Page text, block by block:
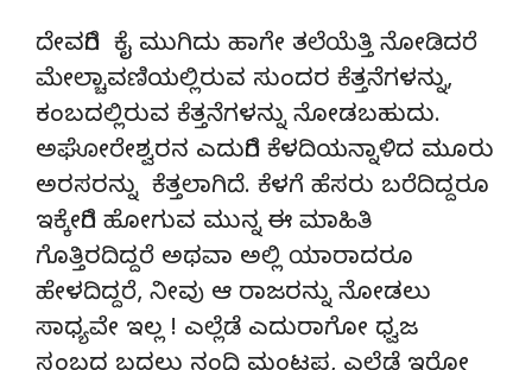
ದೇವರಿಗೆ ಕೈ ಮುಗಿದು ಹಾಗೇ ತಲೆಯೆತ್ತಿ ನೋಡಿದರೆ
ಮೇಲ್ಚಾವಣಿಯಲ್ಲಿರುವ ಸುಂದರ ಕೆತ್ತನೆಗಳನ್ನು,
ಕಂಬದಲ್ಲಿರುವ ಕೆತ್ತನೆಗಳನ್ನು ನೋಡಬಹುದು.
ಅಘೋರೇಶ್ವರನ ಎದುರಿಗೆ ಕೆಳದಿಯನ್ನಾಳಿದ ಮೂರು
ಅರಸರನ್ನು ಕೆತ್ತಲಾಗಿದೆ. ಕೆಳಗೆ ಹೆಸರು ಬರೆದಿದ್ದರೂ
ಇಕ್ಕೇರಿಗೆ ಹೋಗುವ ಮುನ್ನ ಈ ಮಾಹಿತಿ
ಗೊತ್ತಿರದಿದ್ದರೆ ಅಥವಾ ಅಲ್ಲಿ ಯಾರಾದರೂ
ಹೇಳದಿದ್ದರೆ, ನೀವು ಆ ರಾಜರನ್ನು ನೋಡಲು
ಸಾಧ್ಯವೇ ಇಲ್ಲ ! ಎಲ್ಲೆಡೆ ಎದುರಾಗೋ ಧ್ವಜ